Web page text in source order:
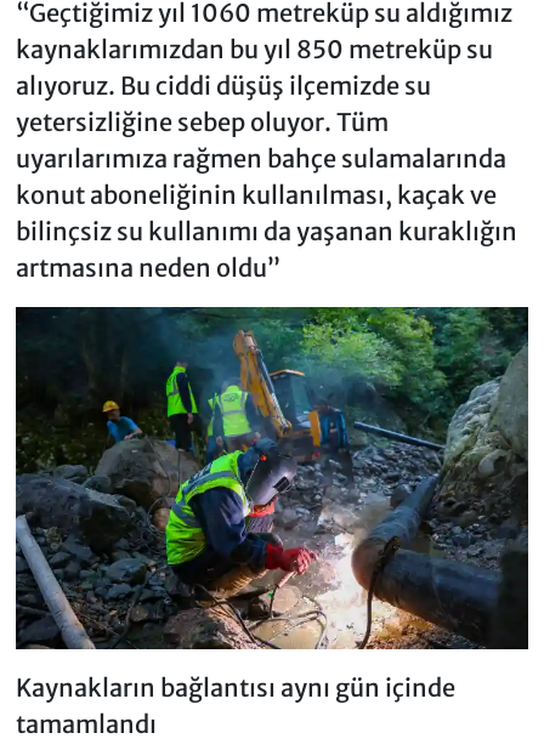
“Geçtiğimiz yıl 1060 metreküp su aldığımız
kaynaklarımızdan bu yıl 850 metreküp su
alıyoruz. Bu ciddi düşüş ilçemizde su
yetersizliğine sebep oluyor. Tüm
uyarılarımıza rağmen bahçe sulamalarında
konut aboneliğinin kullanılması, kaçak ve
bilinçsiz su kullanımı da yaşanan kuraklığın
artmasına neden oldu”
Kaynakların bağlantısı aynı gün içinde
tamamlandı